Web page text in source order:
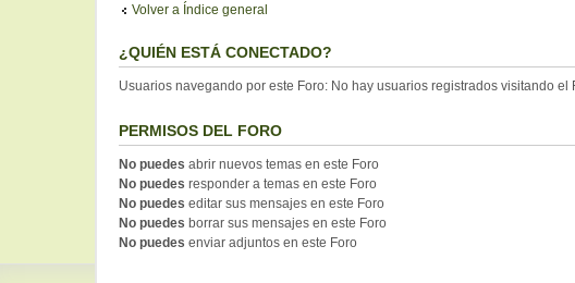
Volver a Índice general
¿QUIÉN ESTÁ CONECTADO?
Usuarios navegando por este Foro: No hay usuarios registrados visitando el
PERMISOS DEL FORO
No puedes abrir nuevos temas en este Foro
No puedes responder a temas en este Foro
No puedes editar sus mensajes en este Foro
No puedes borrar sus mensajes en este Foro
No puedes enviar adjuntos en este Foro